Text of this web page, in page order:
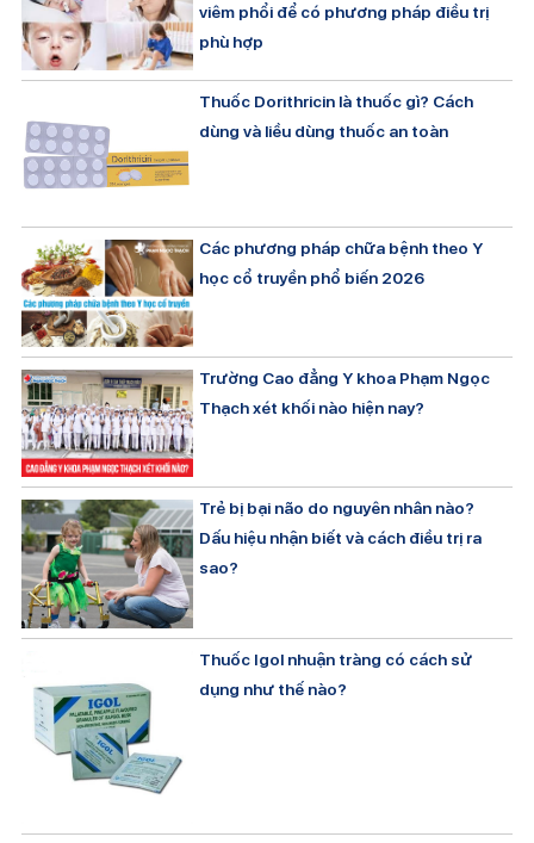
viêm phổi để có phương pháp điều trị
phù hợp
Thuốc Dorithricin là thuốc gì? Cách
dùng và liều dùng thuốc an toàn
Các phương pháp chữa bệnh theo Y
học cổ truyền phổ biến 2026
Trường Cao đẳng Y khoa Phạm Ngọc
Thạch xét khối nào hiện nay?
Trẻ bị bại não do nguyên nhân nào?
Dấu hiệu nhận biết và cách điều trị ra
sao?
Thuốc Igol nhuận tràng có cách sử
dụng như thế nào?